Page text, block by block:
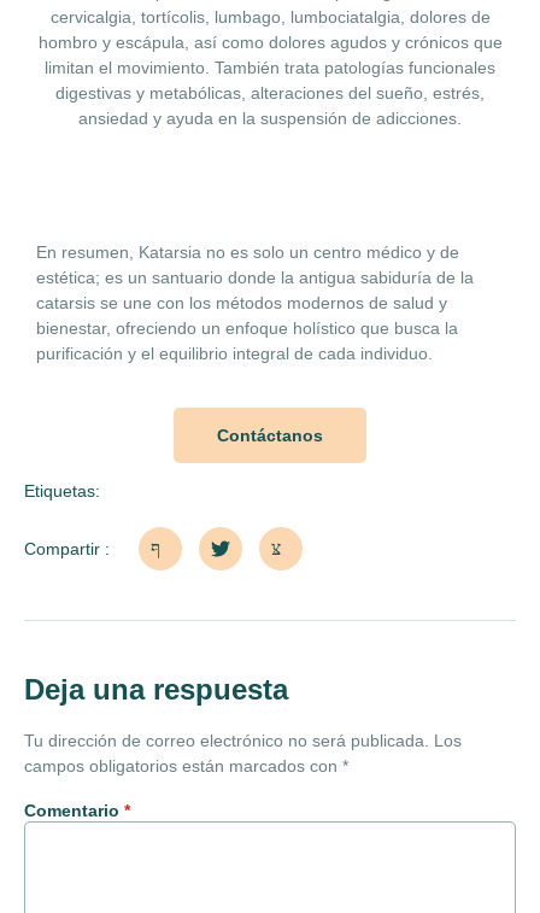
cervicalgia, tortícolis, lumbago, lumbociatalgia, dolores de
hombro y escápula, así como dolores agudos y crónicos que
limitan el movimiento. También trata patologías funcionales
digestivas y metabólicas, alteraciones del sueño, estrés,
ansiedad y ayuda en la suspensión de adicciones.
En resumen, Katarsia no es solo un centro médico y de
estética; es un santuario donde la antigua sabiduría de la
catarsis se une con los métodos modernos de salud y
bienestar, ofreciendo un enfoque holístico que busca la
purificación y el equilibrio integral de cada individuo.
Contáctanos
Etiquetas:
Compartir :
Deja una respuesta
Tu dirección de correo electrónico no será publicada.
Los
campos obligatorios están marcados con *
Comentario *